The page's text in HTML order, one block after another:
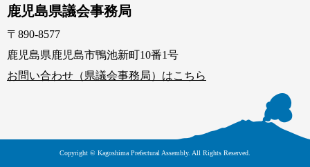
鹿児島県議会事務局
〒890-8577
鹿児島県鹿児島市鴨池新町10番1号
お問い合わせ（県議会事務局）はこちら
Copyright © Kagoshima Prefectural Assembly. All Rights Reserved.